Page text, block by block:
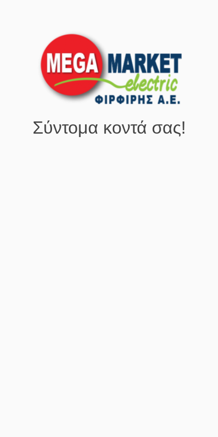
Σύντομα κοντά σας!